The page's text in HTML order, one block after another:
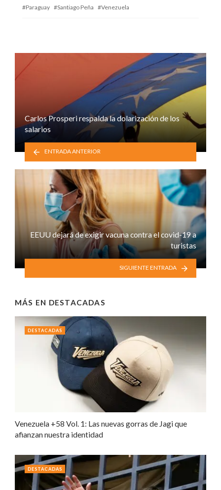
Paraguay Santiago Peña Venezuela
Carlos Prosperi respalda la dolarización de los
salarios
ENTRADA ANTERIOR
EEUU dejará de exigir vacuna contra el covid-19 a
turistas
SIGUIENTE ENTRADA
MÁS EN DESTACADAS
Venezuela +58 Vol. 1: Las nuevas gorras de Jagi que
afianzan nuestra identidad
DESTACADAS
DESTACADAS